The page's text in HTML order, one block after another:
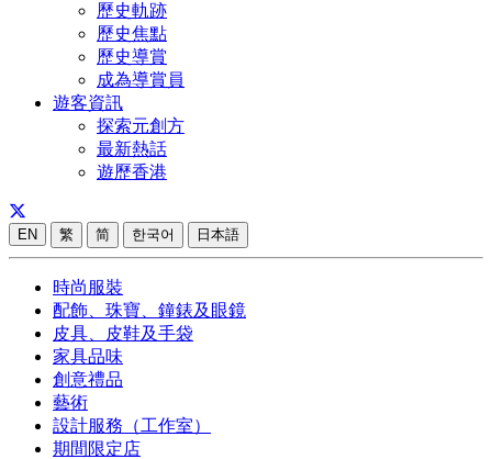
歷史軌跡
歷史焦點
歷史導賞
成為導賞員
遊客資訊
探索元創方
最新熱話
遊歷香港
EN 繁 简 한국어 日本語
時尚服裝
配飾、珠寶、鐘錶及眼鏡
皮具、皮鞋及手袋
家具品味
創意禮品
藝術
設計服務（工作室）
期間限定店